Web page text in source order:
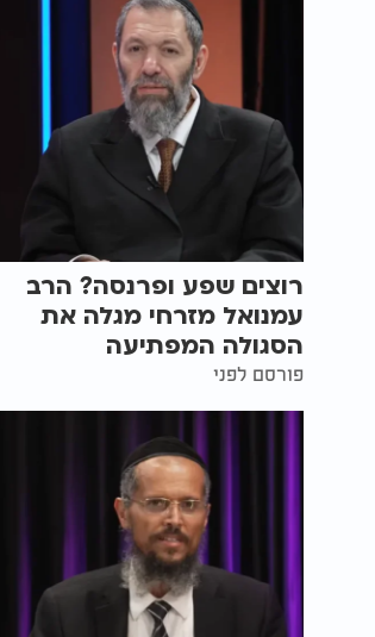
רוצים שפע ופרנסה? הרב
עמנואל מזרחי מגלה את
הסגולה המפתיעה
פורסם לפני